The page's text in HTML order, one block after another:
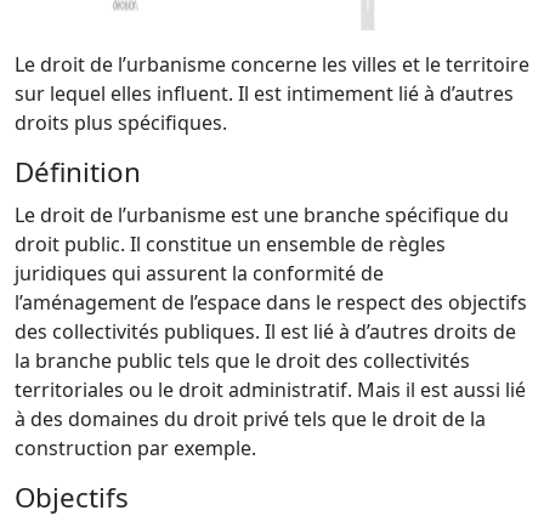
Le droit de l’urbanisme concerne les villes et le territoire
sur lequel elles influent. Il est intimement lié à d’autres
droits plus spécifiques.
Définition
Le droit de l’urbanisme est une branche spécifique du
droit public. Il constitue un ensemble de règles
juridiques qui assurent la conformité de
l’aménagement de l’espace dans le respect des objectifs
des collectivités publiques. Il est lié à d’autres droits de
la branche public tels que le droit des collectivités
territoriales ou le droit administratif. Mais il est aussi lié
à des domaines du droit privé tels que le droit de la
construction par exemple.
Objectifs